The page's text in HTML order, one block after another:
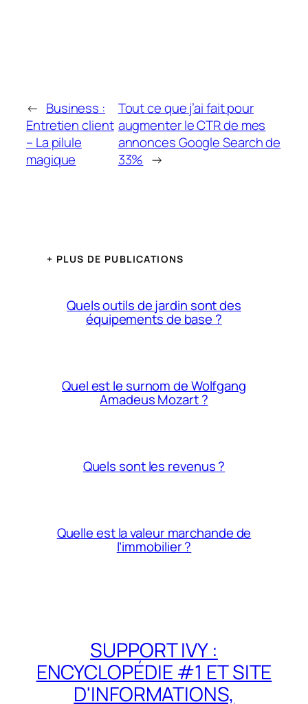
← Business :
Entretien client
– La pilule
magique
Tout ce que j’ai fait pour
augmenter le CTR de mes
annonces Google Search de
33% →
+ PLUS DE PUBLICATIONS
Quels outils de jardin sont des
équipements de base ?
Quel est le surnom de Wolfgang
Amadeus Mozart ?
Quels sont les revenus ?
Quelle est la valeur marchande de
l’immobilier ?
SUPPORT IVY :
ENCYCLOPÉDIE #1 ET SITE
D'INFORMATIONS,